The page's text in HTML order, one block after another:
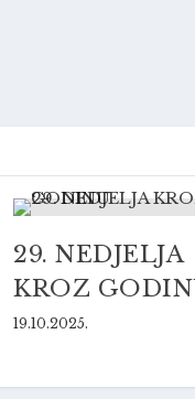
29. NEDJELJA
KROZ
19.10.2025.